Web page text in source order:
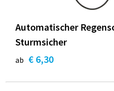
Automatischer
Sturmsicher
ab € 6,30